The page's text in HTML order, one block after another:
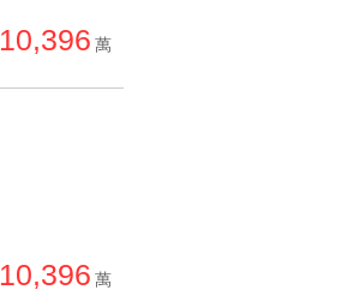
10,396 萬
10,396 萬